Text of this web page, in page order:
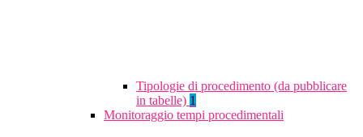
Tipologie di procedimento (da pubblicare
in tabelle) 1
Monitoraggio tempi procedimentali